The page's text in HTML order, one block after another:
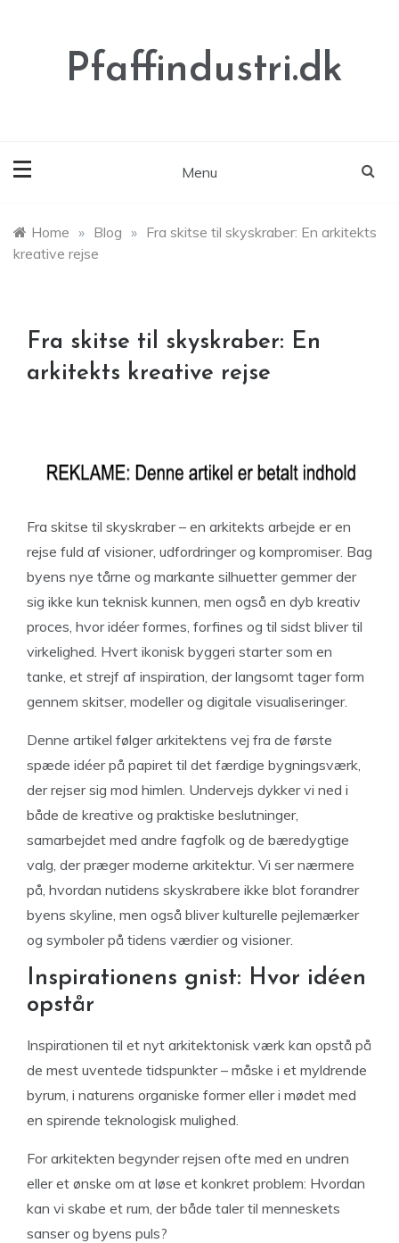
Pfaffindustri.dk
Menu
Home » Blog » Fra skitse til skyskraber: En arkitekts
kreative rejse
Fra skitse til skyskraber: En
arkitekts kreative rejse
Fra skitse til skyskraber – en arkitekts arbejde er en
rejse fuld af visioner, udfordringer og kompromiser. Bag
byens nye tårne og markante silhuetter gemmer der
sig ikke kun teknisk kunnen, men også en dyb kreativ
proces, hvor idéer formes, forfines og til sidst bliver til
virkelighed. Hvert ikonisk byggeri starter som en
tanke, et strejf af inspiration, der langsomt tager form
gennem skitser, modeller og digitale visualiseringer.
Denne artikel følger arkitektens vej fra de første
spæde idéer på papiret til det færdige bygningsværk,
der rejser sig mod himlen. Undervejs dykker vi ned i
både de kreative og praktiske beslutninger,
samarbejdet med andre fagfolk og de bæredygtige
valg, der præger moderne arkitektur. Vi ser nærmere
på, hvordan nutidens skyskrabere ikke blot forandrer
byens skyline, men også bliver kulturelle pejlemærker
og symboler på tidens værdier og visioner.
Inspirationens gnist: Hvor idéen
opstår
Inspirationen til et nyt arkitektonisk værk kan opstå på
de mest uventede tidspunkter – måske i et myldrende
byrum, i naturens organiske former eller i mødet med
en spirende teknologisk mulighed.
For arkitekten begynder rejsen ofte med en undren
eller et ønske om at løse et konkret problem: Hvordan
kan vi skabe et rum, der både taler til menneskets
sanser og byens puls?